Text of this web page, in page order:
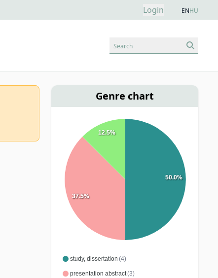
Login ENHU
Search
Genre chart
study, dissertation (4)
presentation abstract(3)
50.0%
37.5%
12.5%